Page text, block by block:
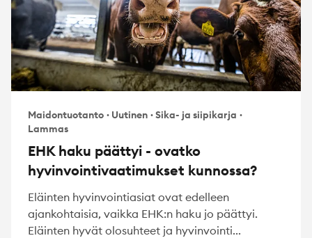
Maidontuotanto · Uutinen ·Sika- ja siipikarja ·
Lammas
EHK haku päättyi - ovatko
hyvinvointivaatimukset kunnossa?
Eläinten hyvinvointiasiat ovat edelleen
ajankohtaisia, vaikka EHK:n haku jo päättyi.
Eläinten hyvät olosuhteet ja hyvinvointi...